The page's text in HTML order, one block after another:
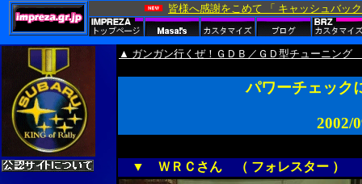
▲ ガンガン行くぜ！ＧＤＢ／ＧＤ型チューニング
パワーチェッ
2002/
▼ ＷＲＣさん （ フォレスター ）